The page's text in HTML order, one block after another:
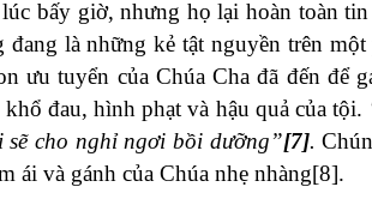
bấy giờ, nhưng họ lại hoàn toàn
là những kẻ tật nguyền trên
ưu tuyển của Chúa Cha đã đến để
đau, hình phạt và hậu quả của tội.
sẽ cho nghỉ ngơi bồi dưỡng”[7].
ái và gánh của Chúa nhẹ nhàng[8].